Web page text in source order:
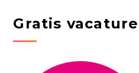
Gratis